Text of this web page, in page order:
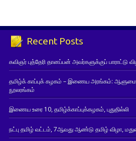
Recent Posts
கவிஞர் புத்தேரி தானப்பன் அவர்களுக்குப் பாராட்டு
தமிழ்க் காப்புக் கழகம் – இணைய அரங்கம்:
நூலரங்கம்
இணைய உரை 10, தமிழ்க்காப்புக்கழகம், புதுதில்லி
நட்பு தமிழ் வட்டம், 7ஆவது ஆண்டு தமிழ் விழா,